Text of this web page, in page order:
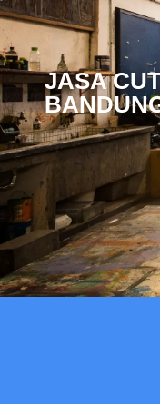
JASA